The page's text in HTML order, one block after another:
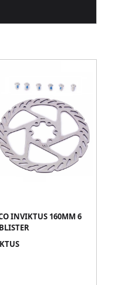
INVIKTUS 160MM 6